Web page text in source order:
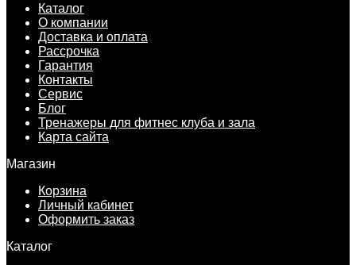
Каталог
О компании
Доставка и оплата
Рассрочка
Гарантия
Контакты
Сервис
Блог
Тренажеры для фитнес клуба и зала
Карта сайта
Магазин
Корзина
Личный кабинет
Оформить заказ
Каталог